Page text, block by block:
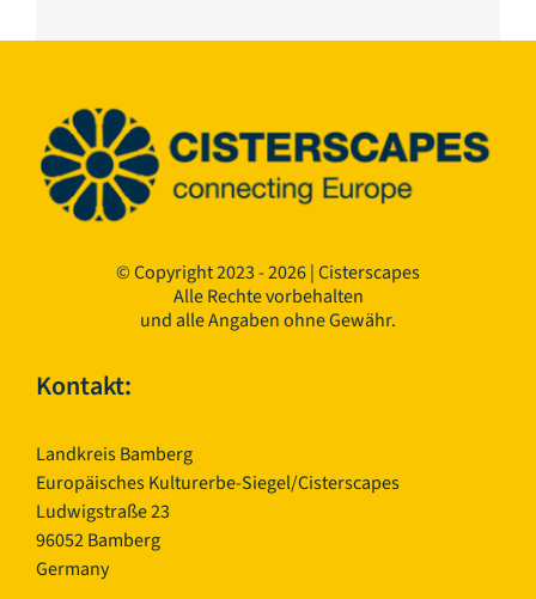
© Copyright 2023 - 2026 | Cisterscapes
Alle Rechte vorbehalten
und alle Angaben ohne Gewähr.
Kontakt:
Landkreis Bamberg
Europäisches Kulturerbe-Siegel/Cisterscapes
Ludwigstraße 23
96052 Bamberg
Germany